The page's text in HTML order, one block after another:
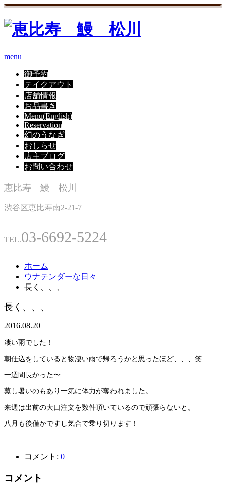
menu
御予約
テイクアウト
店舗情報
お品書き
Menu(English)
Reservation
幻のうなぎ
おしらせ
店主ブログ
お問い合わせ
恵比寿 鰻 松川
渋谷区恵比寿南2-21-7
TEL.03-6692-5224
ホーム
ウナテンダーな日々
長く、、、
長く、、、
2016.08.20
凄い雨でした！
朝仕込をしていると物凄い雨で帰ろうかと思ったほど、、、笑
一週間長かった〜
蒸し暑いのもあり一気に体力が奪われました。
来週は出前の大口注文を数件頂いているので頑張らないと。
八月も後僅かですし気合で乗り切ります！
コメント: 0
コメント